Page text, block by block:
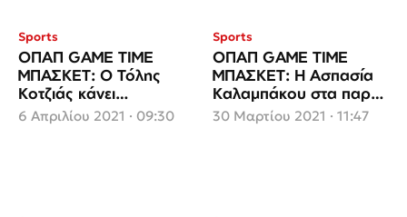
Sports
ΟΠΑΠ GAME TIME
ΜΠΑΣΚΕΤ: Ο Τόλης
Κοτζιάς κάνει
απολογισμό της
Euroleague (video)
6 Απριλίου 2021 · 09:30
Sports
ΟΠΑΠ GAME TIME
ΜΠΑΣΚΕΤ: Η Ασπασία
Καλαμπάκου στα παρκέ
της Euroleague
30 Μαρτίου 2021 · 11:47